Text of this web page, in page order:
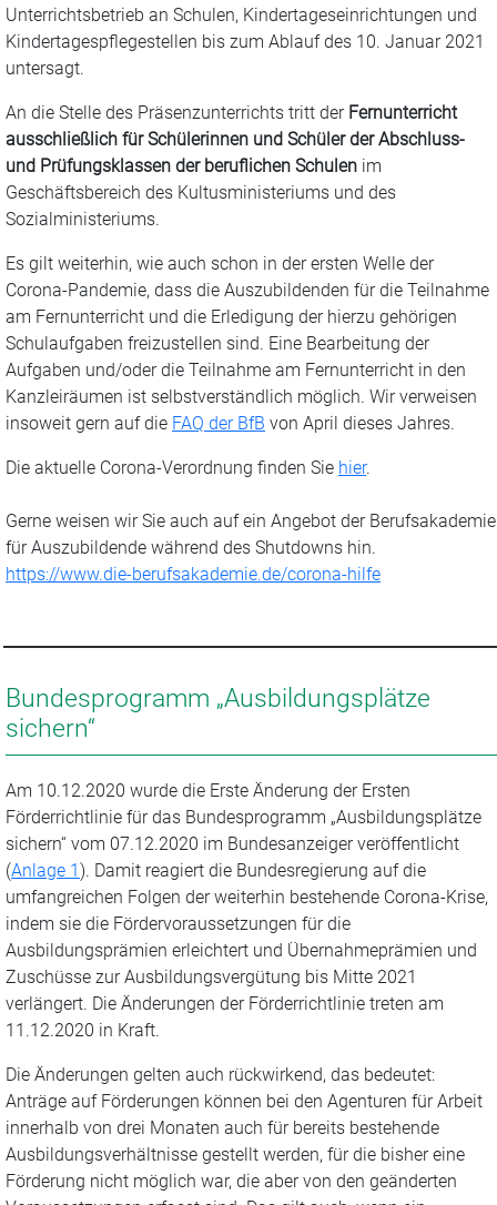
Unterrichtsbetrieb an Schulen, Kindertageseinrichtungen und
Kindertagespflegestellen bis zum Ablauf des 10. Januar 2021
untersagt.
An die Stelle des Präsenzunterrichts tritt der Fernunterricht
ausschließlich für Schülerinnen und Schüler der Abschluss-
und Prüfungsklassen der beruflichen Schulen im
Geschäftsbereich des Kultusministeriums und des
Sozialministeriums.
Es gilt weiterhin, wie auch schon in der ersten Welle der
Corona-Pandemie, dass die Auszubildenden für die Teilnahme
am Fernunterricht und die Erledigung der hierzu gehörigen
Schulaufgaben freizustellen sind. Eine Bearbeitung der
Aufgaben und/oder die Teilnahme am Fernunterricht in den
Kanzleiräumen ist selbstverständlich möglich. Wir verweisen
insoweit gern auf die FAQ der BfB von April dieses Jahres.
Die aktuelle Corona-Verordnung finden Sie hier.
Gerne weisen wir Sie auch auf ein Angebot der Berufsakademie
für Auszubildende während des Shutdowns hin.
https://www.die-berufsakademie.de/corona-hilfe
Bundesprogramm „Ausbildungsplätze
sichern“
Am 10.12.2020 wurde die Erste Änderung der Ersten
Förderrichtlinie für das Bundesprogramm „Ausbildungsplätze
sichern“ vom 07.12.2020 im Bundesanzeiger veröffentlicht
(Anlage 1). Damit reagiert die Bundesregierung auf die
umfangreichen Folgen der weiterhin bestehende Corona-Krise,
indem sie die Fördervoraussetzungen für die
Ausbildungsprämien erleichtert und Übernahmeprämien und
Zuschüsse zur Ausbildungsvergütung bis Mitte 2021
verlängert. Die Änderungen der Förderrichtlinie treten am
11.12.2020 in Kraft.
Die Änderungen gelten auch rückwirkend, das bedeutet:
Anträge auf Förderungen können bei den Agenturen für Arbeit
innerhalb von drei Monaten auch für bereits bestehende
Ausbildungsverhältnisse gestellt werden, für die bisher eine
Förderung nicht möglich war, die aber von den geänderten